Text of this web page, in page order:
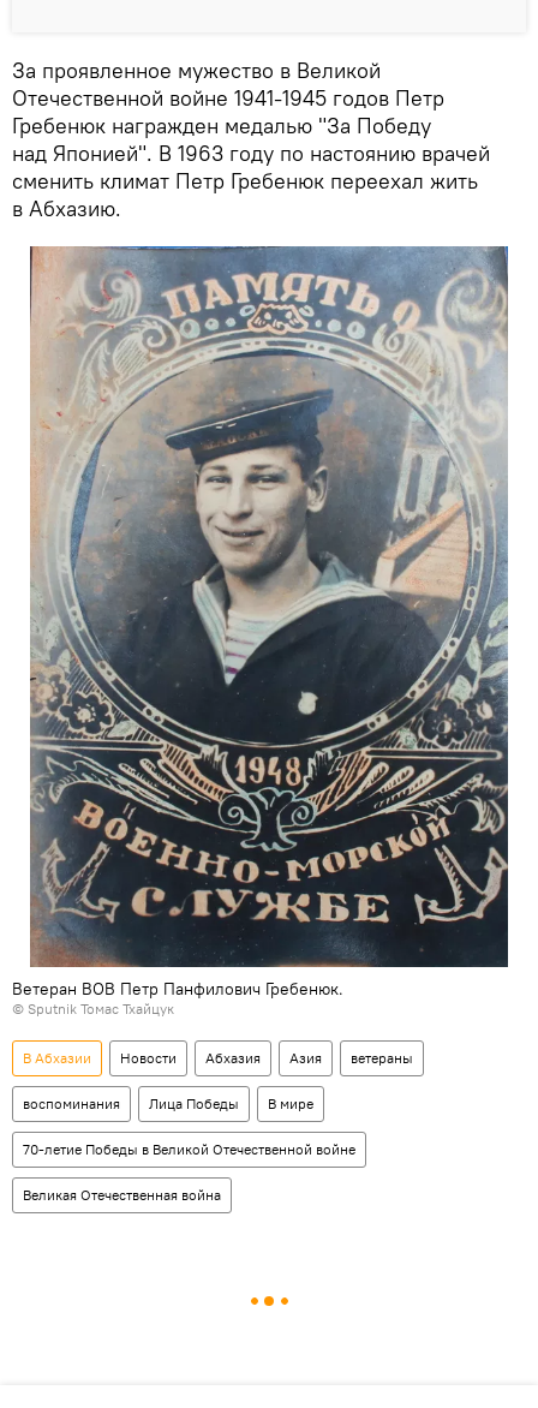
За проявленное мужество в Великой
Отечественной войне 1941-1945 годов Петр
Гребенюк награжден медалью "За Победу
над Японией". В 1963 году по настоянию врачей
сменить климат Петр Гребенюк переехал жить
в Абхазию.
Ветеран ВОВ Петр Панфилович Гребенюк.
© Sputnik Томас Тхайцук
В Абхазии Новости Абхазия Азия ветераны
воспоминания Лица Победы В мире
70-летие Победы в Великой Отечественной войне
Великая Отечественная война